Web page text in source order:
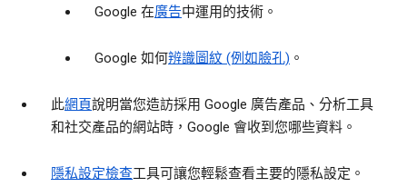
Google 在廣告中運用的技術。
Google 如何辨識圖紋 (例如臉孔) 。
此網頁說明當您造訪採用 Google 廣告產品、分析工具
和社交產品的網站時，Google 會收到您哪些資料。
隱私設定檢查工具可讓您輕鬆查看主要的隱私設定。